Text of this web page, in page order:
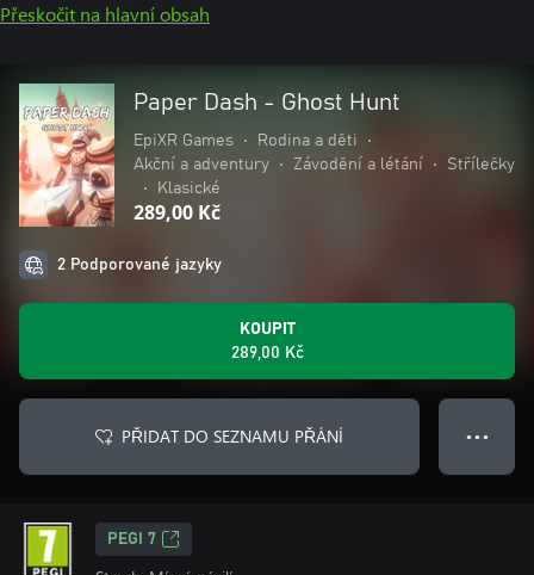
Přeskočit na hlavní obsah
Paper Dash - Ghost Hunt
EpiXR Games • Rodina a děti
•
Akční a adventury
• Závodění a létání •
Střílečky
•
Klasické
289,00 Kč
2 Podporované jazyky
KOUPIT
289,00 Kč
PŘIDAT DO SEZNAMU PŘÁNÍ ● ● ●
PEGI 7